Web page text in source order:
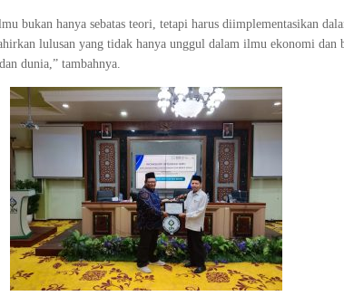
bukan hanya sebatas teori, tetapi harus diimplementasikan
lulusan yang tidak hanya unggul dalam ilmu ekonomi
dunia,” tambahnya.